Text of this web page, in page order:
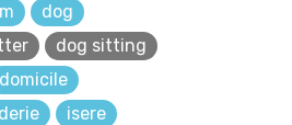
dog
dog sitting
domicile
isere